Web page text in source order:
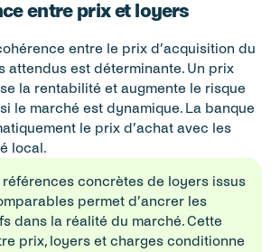
entre prix et loyers
entre le prix d’acquisition du
attendus est déterminante. Un prix
la rentabilité et augmente le risque
le marché est dynamique. La banque
le prix d’achat avec les
local.
concrètes de loyers issus
permet d’ancrer les
dans la réalité du marché. Cette
prix, loyers et charges conditionne